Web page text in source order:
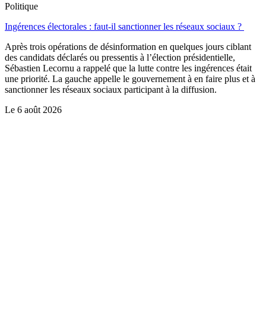
Politique
Ingérences électorales : faut-il sanctionner les réseaux sociaux ?
Après trois opérations de désinformation en quelques jours ciblant
des candidats déclarés ou pressentis à l’élection présidentielle,
Sébastien Lecornu a rappelé que la lutte contre les ingérences était
une priorité. La gauche appelle le gouvernement à en faire plus et à
sanctionner les réseaux sociaux participant à la diffusion.
Le 6 août 2026